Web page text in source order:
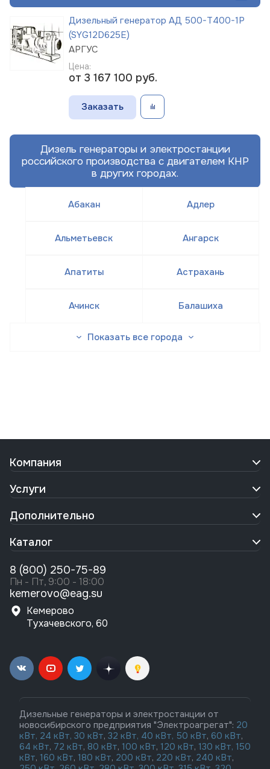
Дизельный генератор АД 500-Т400-1Р
(SYG12D625E)
АРГУС
Цена:
от 3 167 100 руб.
Заказать
Дизель генераторы и электростанции
российского производства с двигателем КНР
в других городах.
Абакан Адлер
Альметьевск Ангарск
Апатиты Астрахань
Ачинск Балашиха
Показать все города
Компания
Услуги
Дополнительно
Каталог
8 (800) 250-75-89
Пн - Пт, 9:00 - 18:00
kemerovo@eag.su
Кемерово
Тухачевского, 60
Дизельные генераторы и электростанции от
новосибирского предприятия "Электроагрегат": 20
кВт, 24 кВт, 30 кВт, 32 кВт, 40 кВт, 50 кВт, 60 кВт,
64 кВт, 72 кВт, 80 кВт, 100 кВт, 120 кВт, 130 кВт, 150
кВт, 160 кВт, 180 кВт, 200 кВт, 220 кВт, 240 кВт,